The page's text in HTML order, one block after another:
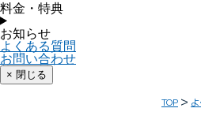
料金・特典
お知らせ
よくある質問
お問い合わせ
× 閉じる
TOP